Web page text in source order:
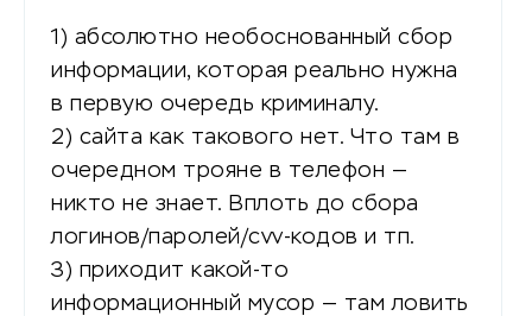
1) абсолютно необоснованный сбор
информации, которая реально нужна
в первую очередь криминалу.
2) сайта как такового нет. Что там в
очередном трояне в телефон —
никто не знает. Вплоть до сбора
логинов/паролей/cvv-кодов и тп.
3) приходит какой-то
информационный мусор — там ловить